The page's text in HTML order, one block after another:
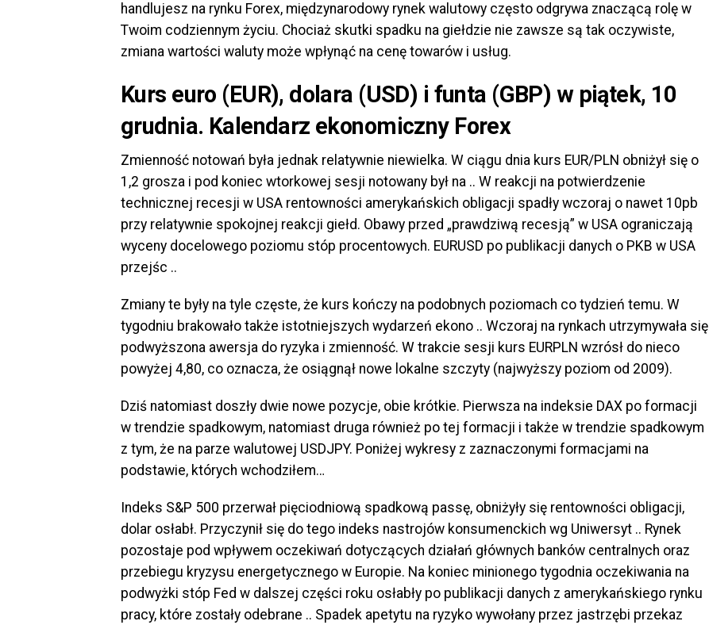
handlujesz na rynku Forex, międzynarodowy rynek walutowy często odgrywa znaczącą rolę w
Twoim codziennym życiu. Chociaż skutki spadku na giełdzie nie zawsze są tak oczywiste,
zmiana wartości waluty może wpłynąć na cenę towarów i usług.
Kurs euro (EUR), dolara (USD) i funta (GBP) w piątek, 10
grudnia. Kalendarz ekonomiczny Forex
Zmienność notowań była jednak relatywnie niewielka. W ciągu dnia kurs EUR/PLN obniżył się o
1,2 grosza i pod koniec wtorkowej sesji notowany był na .. W reakcji na potwierdzenie
technicznej recesji w USA rentowności amerykańskich obligacji spadły wczoraj o nawet 10pb
przy relatywnie spokojnej reakcji giełd. Obawy przed „prawdziwą recesją” w USA ograniczają
wyceny docelowego poziomu stóp procentowych. EURUSD po publikacji danych o PKB w USA
przejśc ..
Zmiany te były na tyle częste, że kurs kończy na podobnych poziomach co tydzień temu. W
tygodniu brakowało także istotniejszych wydarzeń ekono .. Wczoraj na rynkach utrzymywała się
podwyższona awersja do ryzyka i zmienność. W trakcie sesji kurs EURPLN wzrósł do nieco
powyżej 4,80, co oznacza, że osiągnął nowe lokalne szczyty (najwyższy poziom od 2009).
Dziś natomiast doszły dwie nowe pozycje, obie krótkie. Pierwsza na indeksie DAX po formacji
w trendzie spadkowym, natomiast druga również po tej formacji i także w trendzie spadkowym
z tym, że na parze walutowej USDJPY. Poniżej wykresy z zaznaczonymi formacjami na
podstawie, których wchodziłem…
Indeks S&P 500 przerwał pięciodniową spadkową passę, obniżyły się rentowności obligacji,
dolar osłabł. Przyczynił się do tego indeks nastrojów konsumenckich wg Uniwersyt .. Rynek
pozostaje pod wpływem oczekiwań dotyczących działań głównych banków centralnych oraz
przebiegu kryzysu energetycznego w Europie. Na koniec minionego tygodnia oczekiwania na
podwyżki stóp Fed w dalszej części roku osłabły po publikacji danych z amerykańskiego rynku
pracy, które zostały odebrane .. Spadek apetytu na ryzyko wywołany przez jastrzębi przekaz